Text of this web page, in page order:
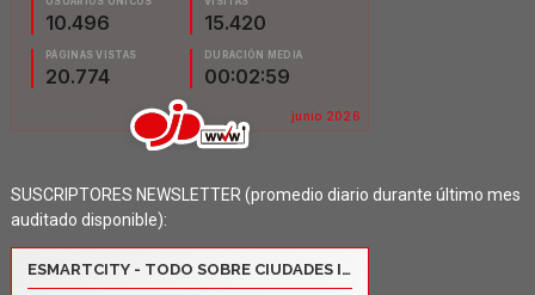
SUSCRIPTORES NEWSLETTER (promedio diario durante último mes
auditado disponible):